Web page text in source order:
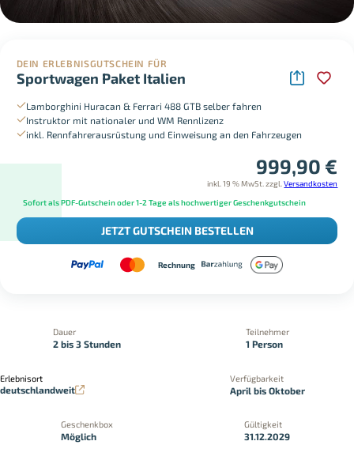
DEIN ERLEBNISGUTSCHEIN FÜR
Sportwagen Paket Italien
Lamborghini Huracan & Ferrari 488 GTB selber fahren
Instruktor mit nationaler und WM Rennlizenz
inkl. Rennfahrerausrüstung und Einweisung an den Fahrzeugen
999,90 €
inkl. 19 % MwSt. zzgl.Versandkosten
Sofort als PDF-Gutschein oder 1-2 Tage als hochwertiger Geschenkgutschein
JETZT GUTSCHEIN BESTELLEN
Rechnung
Dauer
2 bis 3 Stunden
Teilnehmer
1 Person
Erlebnisort
deutschlandweit
Verfügbarkeit
April bis Oktober
Geschenkbox
Möglich
Gültigkeit
31.12.2029